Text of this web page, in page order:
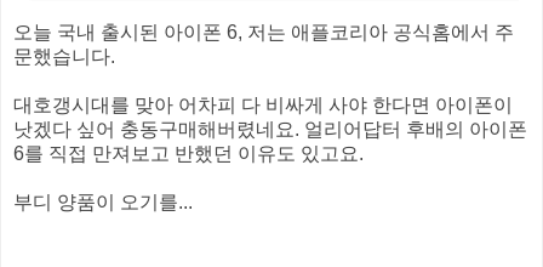
오늘 국내 출시된 아이폰 6, 저는 애플코리아 공식홈에서 주
문했습니다.
대호갱시대를 맞아 어차피 다 비싸게 사야 한다면 아이폰이
낫겠다 싶어 충동구매해버렸네요. 얼리어답터 후배의 아이폰
6를 직접 만져보고 반했던 이유도 있고요.
부디 양품이 오기를...